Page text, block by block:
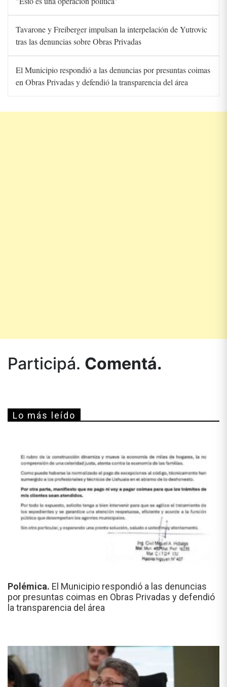
Tavarone y Freiberger impulsan la interpelación de Yutrovic
tras las denuncias sobre Obras Privadas
El Municipio respondió a las denuncias por presuntas coimas
en Obras Privadas y defendió la transparencia del área
Participá. Comentá.
Lo más leído
Polémica. El Municipio respondió a las denuncias
por presuntas coimas en Obras Privadas y defendió
la transparencia del área